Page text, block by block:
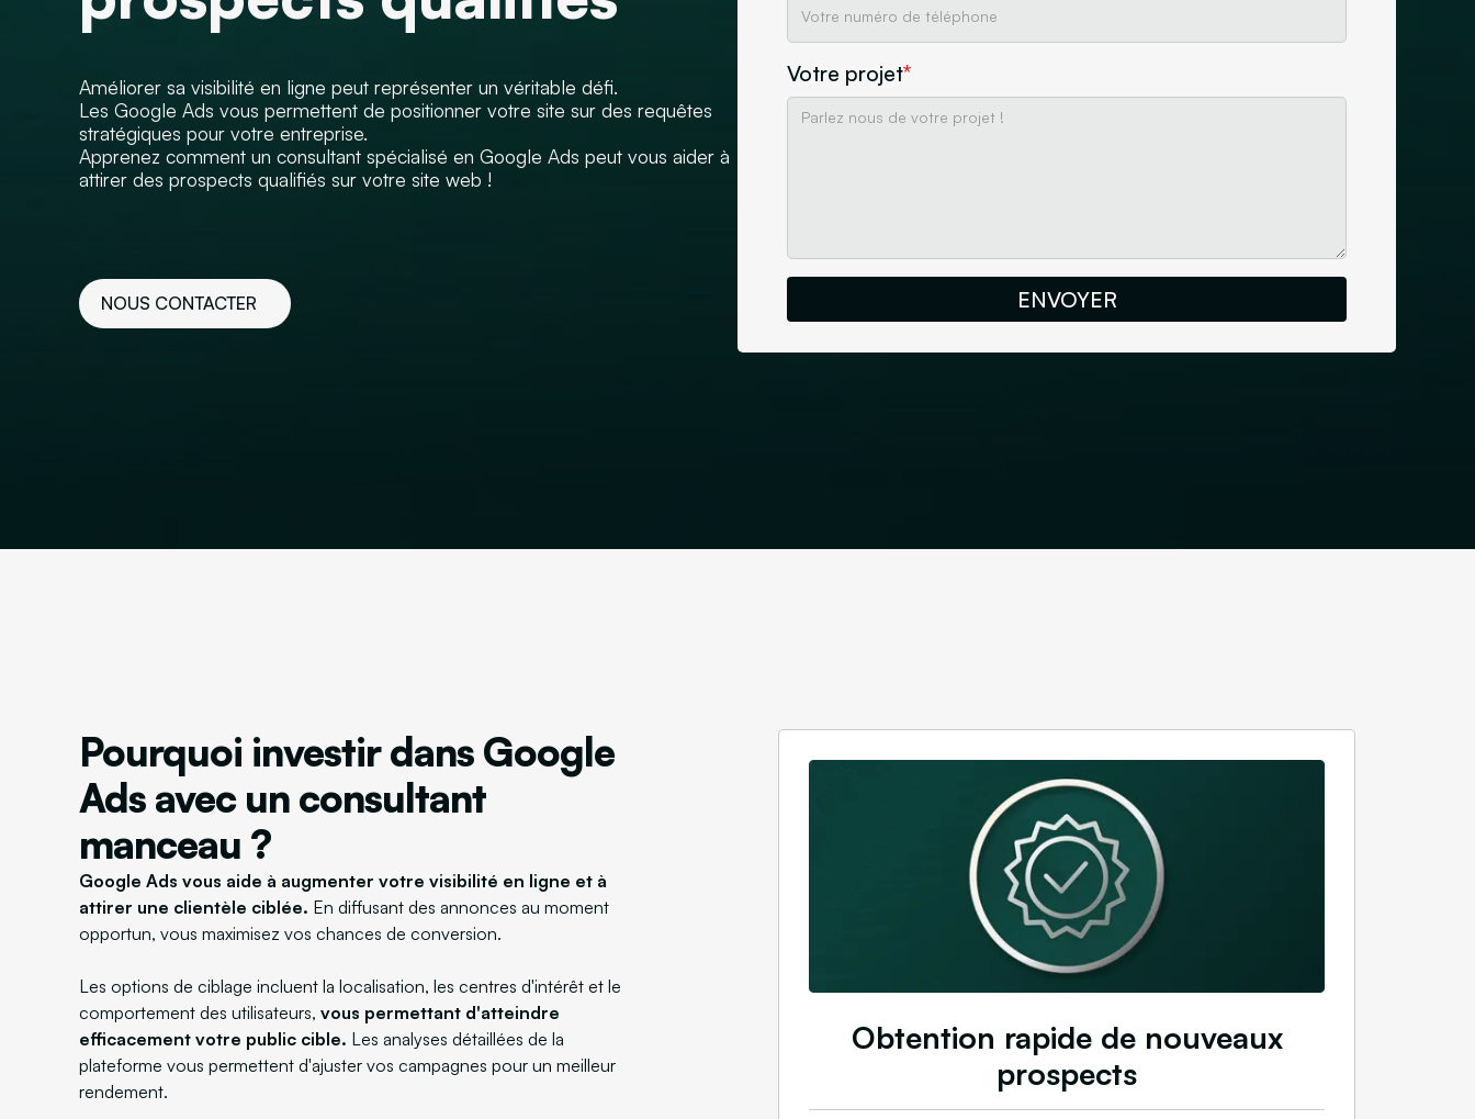
Améliorer sa visibilité en ligne peut représenter un véritable défi.
Les Google Ads vous permettent de positionner votre site sur des requêtes
stratégiques pour votre entreprise.
Apprenez comment un consultant spécialisé en Google Ads peut vous aider à
attirer des prospects qualifiés sur votre site web !
NOUS CONTACTER
Votre projet*
Pourquoi investir dans Google
Ads avec un consultant
manceau ?
Google Ads vous aide à augmenter votre visibilité en ligne et à
attirer une clientèle ciblée. En diffusant des annonces au moment
opportun, vous maximisez vos chances de conversion.
Les options de ciblage incluent la localisation, les centres d'intérêt et le
comportement des utilisateurs, vous permettant d'atteindre
efficacement votre public cible. Les analyses détaillées de la
plateforme vous permettent d'ajuster vos campagnes pour un meilleur
rendement.
Obtention rapide de nouveaux
prospects